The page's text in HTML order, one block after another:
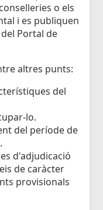
o els
i es publiquen
Portal de
altres punts:
del
lo.
del període de
d'adjudicació
de caràcter
provisionals